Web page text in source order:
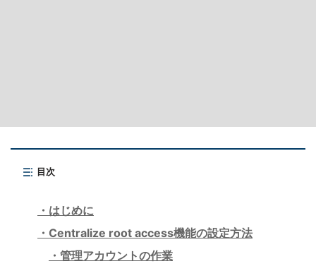
目次
はじめに
Centralize root access機能の設定方法
管理アカウントの作業